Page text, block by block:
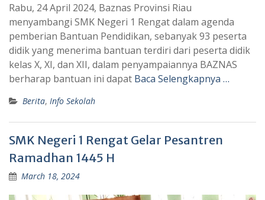
Rabu, 24 April 2024, Baznas Provinsi Riau
menyambangi SMK Negeri 1 Rengat dalam agenda
pemberian Bantuan Pendidikan, sebanyak 93 peserta
didik yang menerima bantuan terdiri dari peserta didik
kelas X, XI, dan XII, dalam penyampaiannya BAZNAS
berharap bantuan ini dapat Baca Selengkapnya …
Berita, Info Sekolah
SMK Negeri 1 Rengat Gelar Pesantren
Ramadhan 1445 H
March 18, 2024